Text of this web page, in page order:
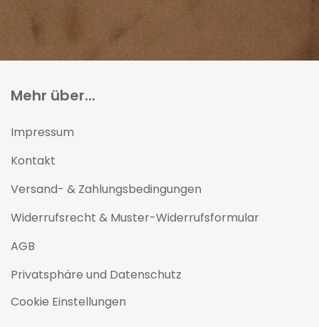
Mehr über...
Impressum
Kontakt
Versand- & Zahlungsbedingungen
Widerrufsrecht & Muster-Widerrufsformular
AGB
Privatsphäre und Datenschutz
Cookie Einstellungen